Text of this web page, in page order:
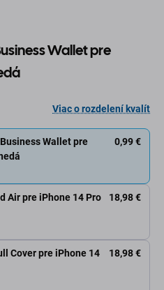
Wallet pre
Viac o rozdelení kvalít
Air pre iPhone 14 Pro
18,98 €
Cover pre iPhone 14
18,98 €
Wallet pre
0,99 €